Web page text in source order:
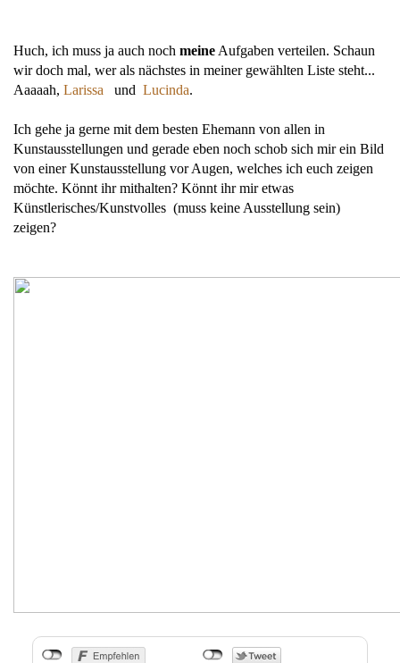
Huch, ich muss ja auch noch meine Aufgaben verteilen. Schaun
wir doch mal, wer als nächstes in meiner gewählten Liste steht...
Aaaaah, Larissa und Lucinda.
Ich gehe ja gerne mit dem besten Ehemann von allen in
Kunstausstellungen und gerade eben noch schob sich mir ein Bild
von einer Kunstausstellung vor Augen, welches ich euch zeigen
möchte. Könnt ihr mithalten? Könnt ihr mir etwas
Künstlerisches/Kunstvolles (muss keine Ausstellung sein)
zeigen?